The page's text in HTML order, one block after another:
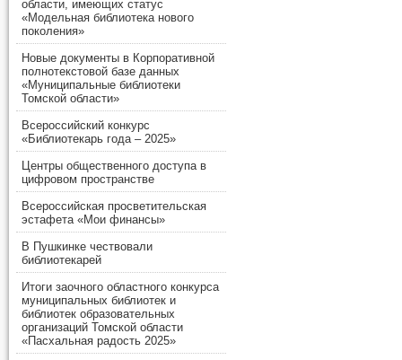
области, имеющих статус
«Модельная библиотека нового
поколения»
Новые документы в Корпоративной
полнотекстовой базе данных
«Муниципальные библиотеки
Томской области»
Всероссийский конкурс
«Библиотекарь года – 2025»
Центры общественного доступа в
цифровом пространстве
Всероссийская просветительская
эстафета «Мои финансы»
В Пушкинке чествовали
библиотекарей
Итоги заочного областного конкурса
муниципальных библиотек и
библиотек образовательных
организаций Томской области
«Пасхальная радость 2025»